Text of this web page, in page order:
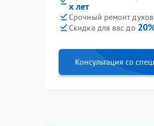
х лет
Срочный ремонт
Скидка для вас до
Консультация со